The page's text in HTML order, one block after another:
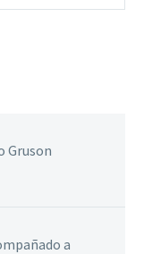
Gruson
a